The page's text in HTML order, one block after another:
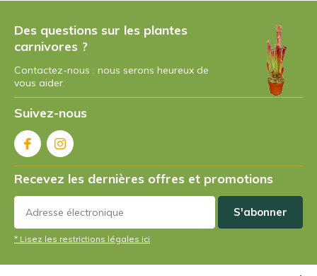
Des questions sur les plantes
carnivores ?
Contactez-nous : nous serons heureux de
vous aider.
Suivez-nous
Recevez les dernières offres et promotions
S'abonner
* Lisez les restrictions légales ici